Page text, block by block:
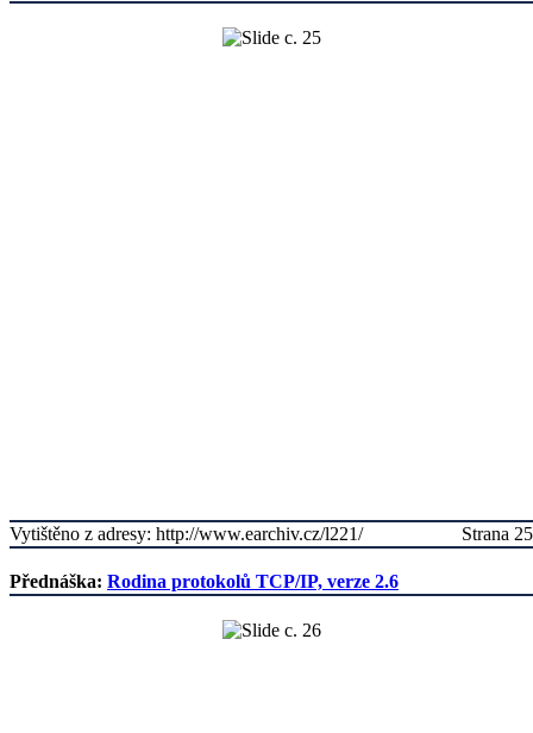
Strana 25
Vytištěno z adresy: http://www.earchiv.cz/l221/
Přednáška: Rodina protokolů TCP/IP, verze 2.6